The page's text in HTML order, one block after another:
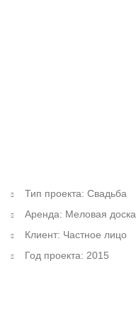
Тип проекта: Свадьба
Аренда: Меловая доска
Клиент: Частное лицо
Год проекта: 2015